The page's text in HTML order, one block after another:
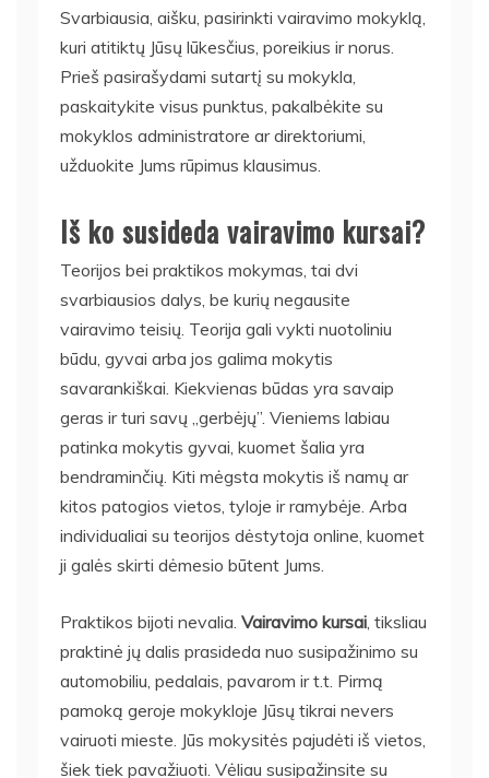
Svarbiausia, aišku, pasirinkti vairavimo mokyklą,
kuri atitiktų Jūsų lūkesčius, poreikius ir norus.
Prieš pasirašydami sutartį su mokykla,
paskaitykite visus punktus, pakalbėkite su
mokyklos administratore ar direktoriumi,
užduokite Jums rūpimus klausimus.
Iš ko susideda vairavimo kursai?
Teorijos bei praktikos mokymas, tai dvi
svarbiausios dalys, be kurių negausite
vairavimo teisių. Teorija gali vykti nuotoliniu
būdu, gyvai arba jos galima mokytis
savarankiškai. Kiekvienas būdas yra savaip
geras ir turi savų „gerbėjų”. Vieniems labiau
patinka mokytis gyvai, kuomet šalia yra
bendraminčių. Kiti mėgsta mokytis iš namų ar
kitos patogios vietos, tyloje ir ramybėje. Arba
individualiai su teorijos dėstytoja online, kuomet
ji galės skirti dėmesio būtent Jums.
Praktikos bijoti nevalia. Vairavimo kursai , tiksliau
praktinė jų dalis prasideda nuo susipažinimo su
automobiliu, pedalais, pavarom ir t.t. Pirmą
pamoką geroje mokykloje Jūsų tikrai nevers
vairuoti mieste. Jūs mokysitės pajudėti iš vietos,
šiek tiek pavažiuoti. Vėliau susipažinsite su